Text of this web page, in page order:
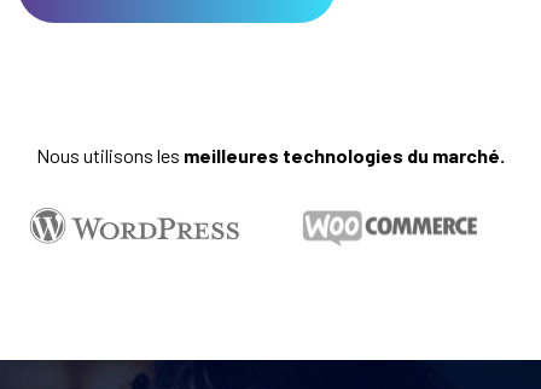
Nous utilisons les meilleures technologies du marché.